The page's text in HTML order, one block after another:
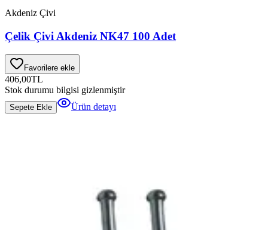
Akdeniz Çivi
Çelik Çivi Akdeniz NK47 100 Adet
Favorilere ekle
406,00TL
Stok durumu bilgisi gizlenmiştir
Sepete Ekle Ürün detayı